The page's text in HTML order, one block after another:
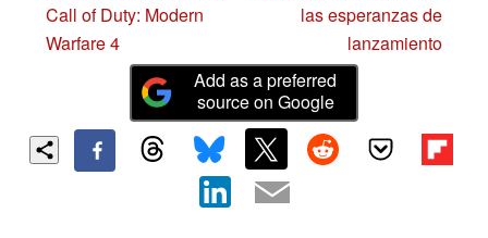
Call of Duty: Modern
Warfare 4
las esperanzas de
lanzamiento
Add as a preferred
source on Google